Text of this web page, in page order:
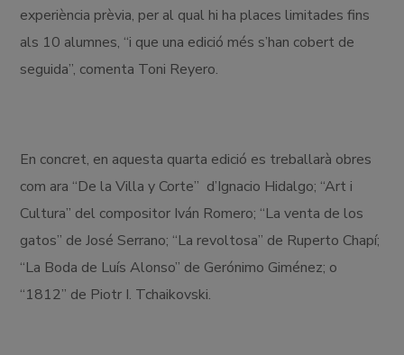
experiència prèvia, per al qual hi ha places limitades fins
als 10 alumnes, “i que una edició més s’han cobert de
seguida”, comenta Toni Reyero.
En concret, en aquesta quarta edició es treballarà obres
com ara “De la Villa y Corte” d’Ignacio Hidalgo; “Art i
Cultura” del compositor Iván Romero; “La venta de los
gatos” de José Serrano; “La revoltosa” de Ruperto Chapí;
“La Boda de Luís Alonso” de Gerónimo Giménez; o
“1812” de Piotr I. Tchaikovski.